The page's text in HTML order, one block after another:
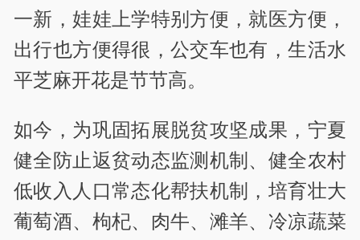
一新，娃娃上学特别方便，就医方便，
出行也方便得很，公交车也有，生活水
平芝麻开花是节节高。
如今，为巩固拓展脱贫攻坚成果，宁夏
健全防止返贫动态监测机制、健全农村
低收入人口常态化帮扶机制，培育壮大
葡萄酒、枸杞、肉牛、滩羊、冷凉蔬菜